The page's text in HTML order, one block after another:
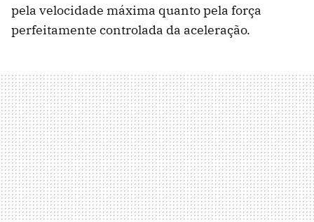
pela velocidade máxima quanto pela força
perfeitamente controlada da aceleração.